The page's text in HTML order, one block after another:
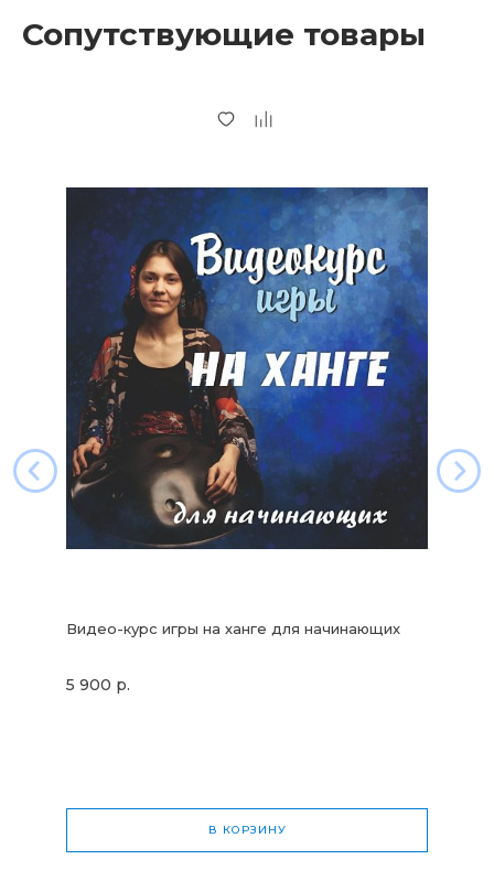
Сопутствующие товары
Видео-курс игры на ханге для начинающих
5 900 р.
В КОРЗИНУ